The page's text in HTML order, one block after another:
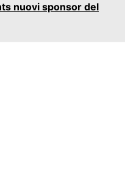
nuovi sponsor del